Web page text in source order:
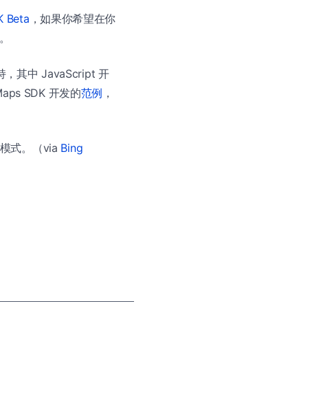
Beta ，如果你希望在你
，其中 JavaScript 开
SDK 开发的范例 ，
式。（via Bing